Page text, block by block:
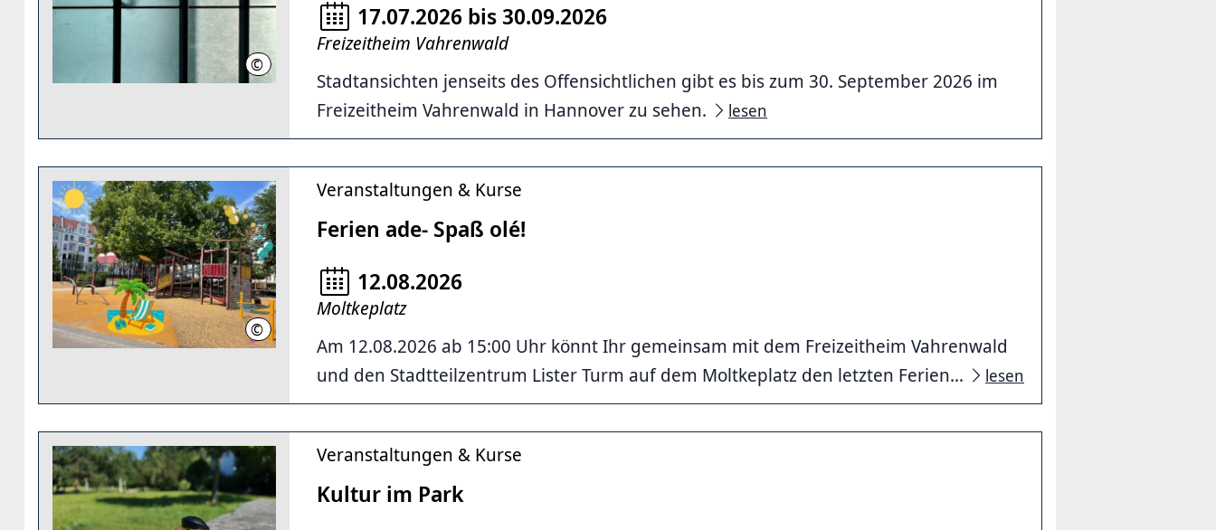
© Andreas Fuhrmann
17.07.2026 bis 30.09.2026
Freizeitheim Vahrenwald
Stadtansichten jenseits des Offensichtlichen gibt es bis zum 30. September 2026 im
Freizeitheim Vahrenwald in Hannover zu sehen.
lesen
© LHH
Veranstaltungen & Kurse
Ferien ade- Spaß olé!
12.08.2026
Moltkeplatz
Am 12.08.2026 ab 15:00 Uhr könnt Ihr gemeinsam mit dem Freizeitheim Vahrenwald
und den Stadtteilzentrum Lister Turm auf dem Moltkeplatz den letzten Ferien...
lesen
Veranstaltungen & Kurse
Kultur im Park